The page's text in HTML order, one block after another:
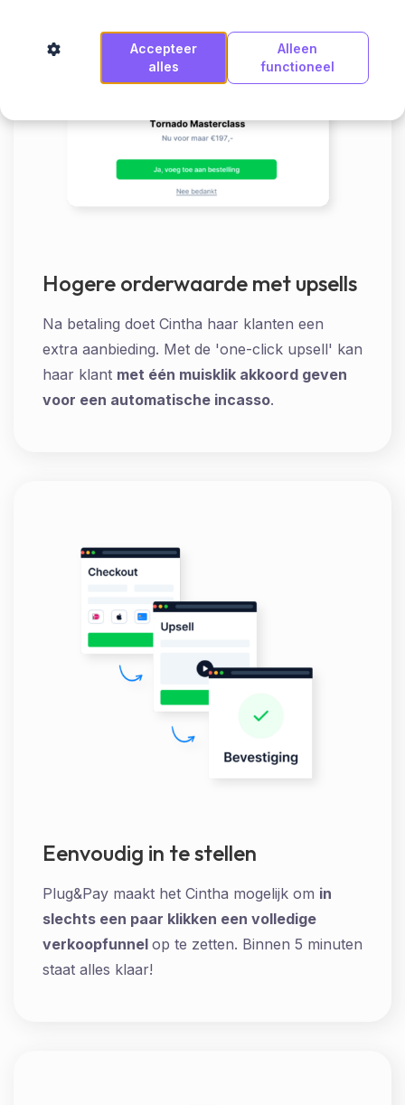
Hogere orderwaarde met upsells
Na betaling doet Cintha haar klanten een
extra aanbieding. Met de 'one-click upsell' kan
haar klant met één muisklik akkoord geven
voor een automatische incasso.
Eenvoudig in te stellen
Plug&Pay maakt het Cintha mogelijk om in
slechts een paar klikken een volledige
verkoopfunnel op te zetten. Binnen 5 minuten
staat alles klaar!
Alleen
functioneel
Accepteer
alles